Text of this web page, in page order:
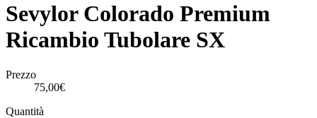
Sevylor Colorado Premium
Ricambio Tubolare SX
Prezzo
75,00€
Quantità